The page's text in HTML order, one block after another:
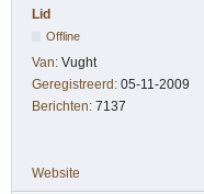
Lid
Offline
Van: Vught
Geregistreerd: 05-11-2009
Berichten: 7137
Website